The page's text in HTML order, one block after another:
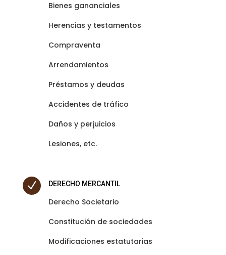
Bienes gananciales
Herencias y testamentos
Compraventa
Arrendamientos
Préstamos y deudas
Accidentes de tráfico
Daños y perjuicios
Lesiones, etc.
N DERECHO MERCANTIL
Derecho Societario
Constitución de sociedades
Modificaciones estatutarias